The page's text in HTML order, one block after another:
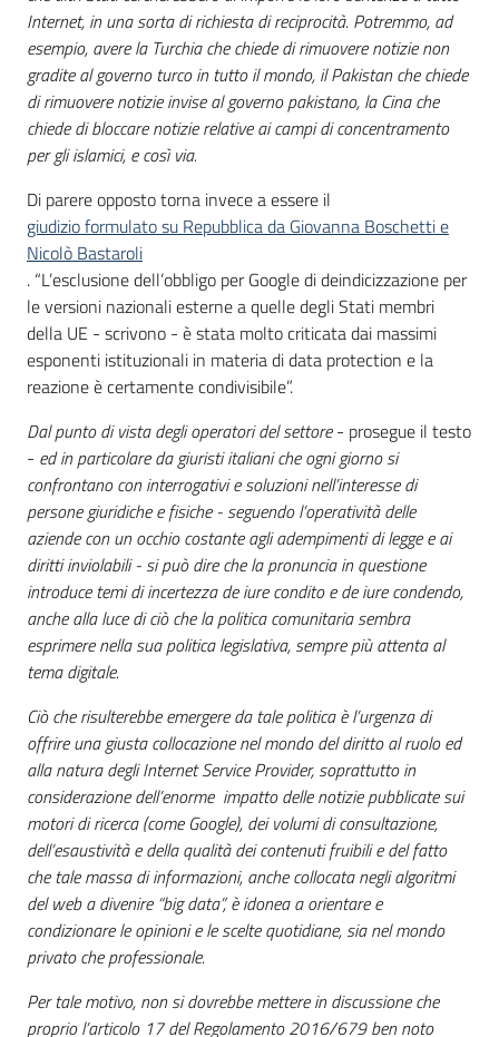
Internet, in una sorta di richiesta di reciprocità. Potremmo, ad
esempio, avere la Turchia che chiede di rimuovere notizie non
gradite al governo turco in tutto il mondo, il Pakistan che chiede
di rimuovere notizie invise al governo pakistano, la Cina che
chiede di bloccare notizie relative ai campi di concentramento
per gli islamici, e così via.
Di parere opposto torna invece a essere il
giudizio formulato su Repubblica da Giovanna Boschetti e
Nicolò Bastaroli
. “L’esclusione dell’obbligo per Google di deindicizzazione per
le versioni nazionali esterne a quelle degli Stati membri
della UE - scrivono - è stata molto criticata dai massimi
esponenti istituzionali in materia di data protection e la
reazione è certamente condivisibile”.
Dal punto di vista degli operatori del settore- prosegue il testo
- ed in particolare da giuristi italiani che ogni giorno si
confrontano con interrogativi e soluzioni nell’interesse di
persone giuridiche e fisiche - seguendo l’operatività delle
aziende con un occhio costante agli adempimenti di legge e ai
diritti inviolabili - si può dire che la pronuncia in questione
introduce temi di incertezza de iure condito e de iure condendo,
anche alla luce di ciò che la politica comunitaria sembra
esprimere nella sua politica legislativa, sempre più attenta al
tema digitale.
Ciò che risulterebbe emergere da tale politica è l’urgenza di
offrire una giusta collocazione nel mondo del diritto al ruolo ed
alla natura degli Internet Service Provider, soprattutto in
considerazione dell’enorme impatto delle notizie pubblicate sui
motori di ricerca (come Google), dei volumi di consultazione,
dell’esaustività e della qualità dei contenuti fruibili e del fatto
che tale massa di informazioni, anche collocata negli algoritmi
del web a divenire “big data”, è idonea a orientare e
condizionare le opinioni e le scelte quotidiane, sia nel mondo
privato che professionale.
Per tale motivo, non si dovrebbe mettere in discussione che
proprio l’articolo 17 del Regolamento 2016/679 ben noto